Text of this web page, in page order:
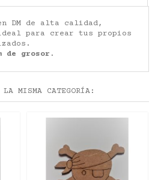
DM de alta calidad,
para crear tus propios
de grosor.
LA MISMA CATEGORÍA: